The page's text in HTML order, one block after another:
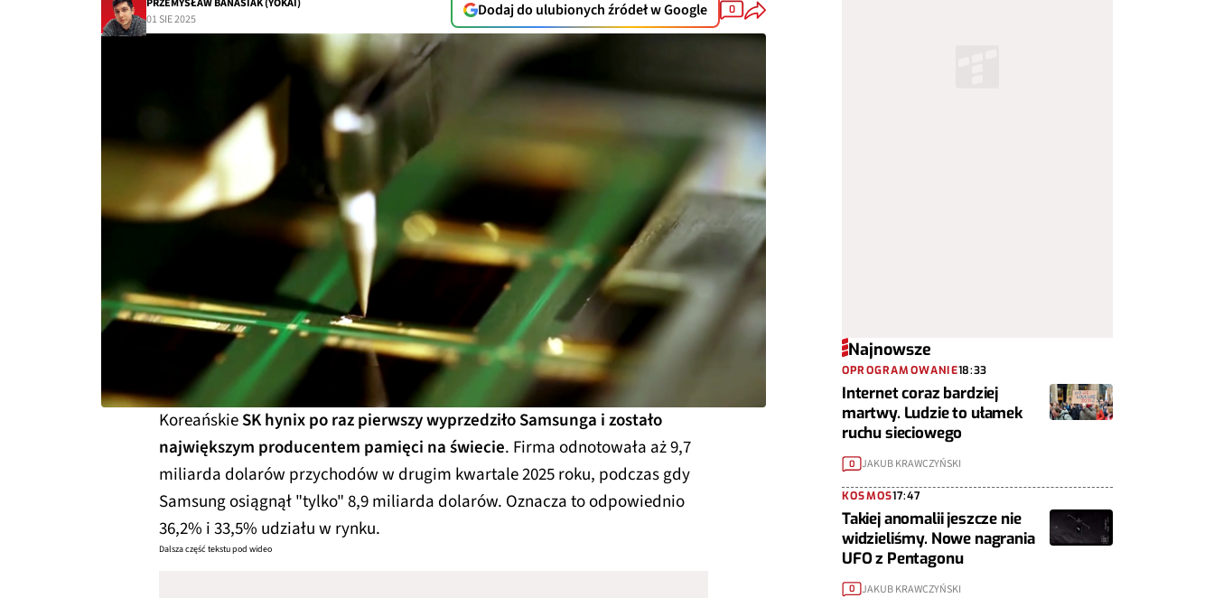
PRZEMYSŁAW BANASIAK (YOKAI)
01 SIE 2025
Dodaj do ulubionych źródeł w Google 0
KoreańskieSK hynix po raz pierwszy wyprzedziło Samsunga i zostało
największym producentem pamięci na świecie. Firma odnotowała aż 9,7
miliarda dolarów przychodów w drugim kwartale 2025 roku, podczas gdy
Samsung osiągnął "tylko" 8,9 miliarda dolarów. Oznacza to odpowiednio
36,2% i 33,5% udziału w rynku.
Dalsza część tekstu pod wideo
Najnowsze
OPROGRAMOWANIE18:33
Internet coraz bardziej
martwy. Ludzie to ułamek
ruchu sieciowego
0 JAKUB KRAWCZYŃSKI
KOSMOS17:47
Takiej anomalii jeszcze nie
widzieliśmy. Nowe nagrania
UFO z Pentagonu
0 JAKUB KRAWCZYŃSKI